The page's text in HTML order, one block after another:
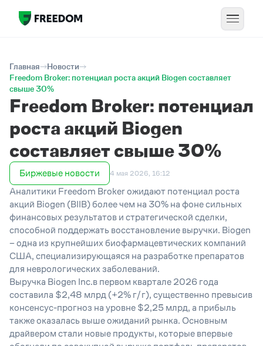
Главная
Новости
Freedom Broker: потенциал роста акций Biogen составляет
свыше 30%
Freedom Broker: потенциал
роста акций Biogen
составляет свыше 30%
Биржевые новости 4 мая 2026, 16:12
Аналитики Freedom Broker ожидают потенциал роста
акций Biogen (BIIB) более чем на 30% на фоне сильных
финансовых результатов и стратегической сделки,
способной поддержать восстановление выручки. Biogen
– одна из крупнейших биофармацевтических компаний
США, специализирующаяся на разработке препаратов
для неврологических заболеваний.
Выручка Biogen Inc.в первом квартале 2026 года
составила $2,48 млрд (+2% г/г), существенно превысив
консенсус-прогноз на уровне $2,25 млрд, а прибыль
также оказалась выше ожиданий рынка. Основным
драйвером стали новые продукты, которые впервые